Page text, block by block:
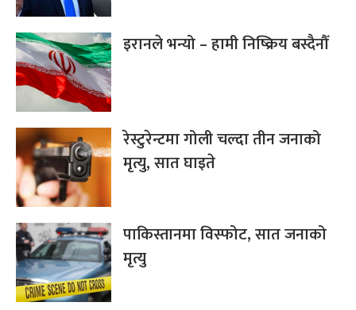
इरानले भन्यो – हामी निष्क्रिय बस्दैनौँ
रेस्टुरेन्टमा गोली चल्दा तीन जनाको
मृत्यु, सात घाइते
पाकिस्तानमा विस्फोट, सात जनाको
मृत्यु